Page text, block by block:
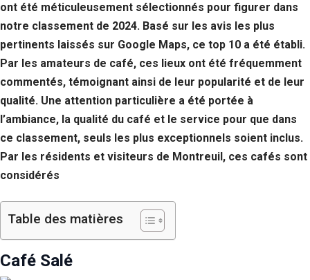
ont été méticuleusement sélectionnés pour figurer dans
notre classement de 2024. Basé sur les avis les plus
pertinents laissés sur Google Maps, ce top 10 a été établi.
Par les amateurs de café, ces lieux ont été fréquemment
commentés, témoignant ainsi de leur popularité et de leur
qualité. Une attention particulière a été portée à
l’ambiance, la qualité du café et le service pour que dans
ce classement, seuls les plus exceptionnels soient inclus.
Par les résidents et visiteurs de Montreuil, ces cafés sont
considérés
Table des matières
Café Salé